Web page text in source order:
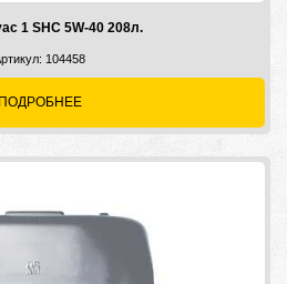
1 SHC 5W-40 208л.
104458
ПОДРОБНЕЕ